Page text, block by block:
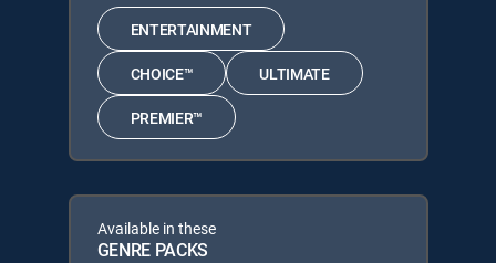
ENTERTAINMENT
CHOICE™ ULTIMATE
PREMIER™
Available in these
GENRE PACKS